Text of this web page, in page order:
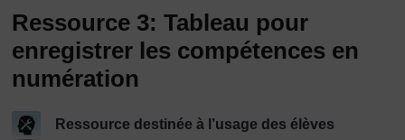
Ressource 3: Tableau pour
enregistrer les compétences en
numération
Ressource destinée à l’usage des élèves